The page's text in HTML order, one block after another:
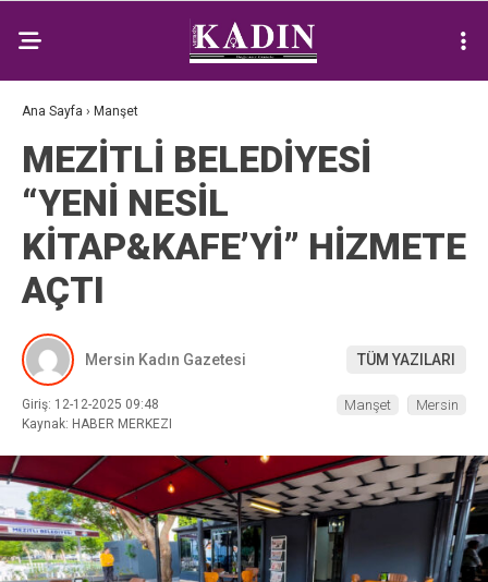
Ana Sayfa › Manşet
MEZİTLİ BELEDİYESİ
“YENİ NESİL
KİTAP&KAFE’Yİ” HİZMETE
AÇTI
Mersin Kadın Gazetesi TÜM YAZILARI
Giriş: 12-12-2025 09:48
Kaynak: HABER MERKEZI
Manşet Mersin